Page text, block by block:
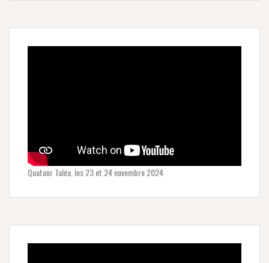
Quatuor Taléa, les 23 et 24 novembre 2024